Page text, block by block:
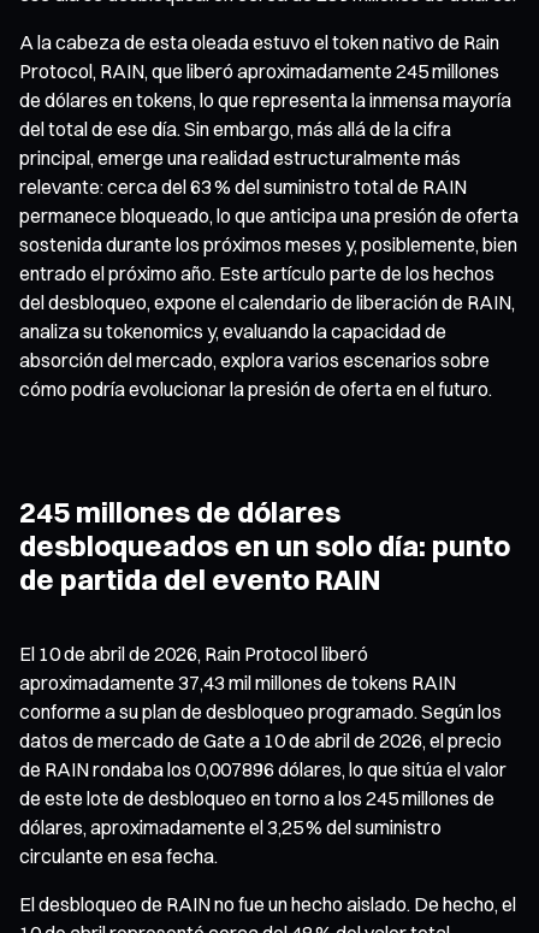
A la cabeza de esta oleada estuvo el token nativo de Rain
Protocol, RAIN, que liberó aproximadamente 245 millones
de dólares en tokens, lo que representa la inmensa mayoría
del total de ese día. Sin embargo, más allá de la cifra
principal, emerge una realidad estructuralmente más
relevante: cerca del 63 % del suministro total de RAIN
permanece bloqueado, lo que anticipa una presión de oferta
sostenida durante los próximos meses y, posiblemente, bien
entrado el próximo año. Este artículo parte de los hechos
del desbloqueo, expone el calendario de liberación de RAIN,
analiza su tokenomics y, evaluando la capacidad de
absorción del mercado, explora varios escenarios sobre
cómo podría evolucionar la presión de oferta en el futuro.
245 millones de dólares
desbloqueados en un solo día: punto
de partida del evento RAIN
El 10 de abril de 2026, Rain Protocol liberó
aproximadamente 37,43 mil millones de tokens RAIN
conforme a su plan de desbloqueo programado. Según los
datos de mercado de Gate a 10 de abril de 2026, el precio
de RAIN rondaba los 0,007896 dólares, lo que sitúa el valor
de este lote de desbloqueo en torno a los 245 millones de
dólares, aproximadamente el 3,25 % del suministro
circulante en esa fecha.
El desbloqueo de RAIN no fue un hecho aislado. De hecho, el